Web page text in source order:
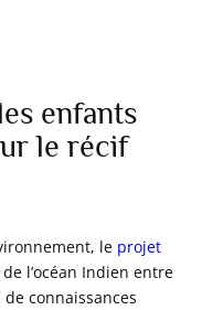
enfants
le récif
le projet
l’océan Indien entre
connaissances